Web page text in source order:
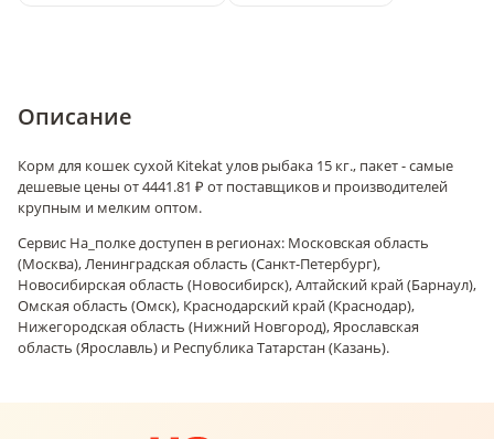
Описание
Корм для кошек сухой Kitekat улов рыбака 15 кг., пакет - самые
дешевые цены от 4441.81 ₽ от поставщиков и производителей
крупным и мелким оптом.
Сервис На_полке доступен в регионах: Московская область
(Москва), Ленинградская область (Санкт-Петербург),
Новосибирская область (Новосибирск), Алтайский край (Барнаул),
Омская область (Омск), Краснодарский край (Краснодар),
Нижегородская область (Нижний Новгород), Ярославская
область (Ярославль) и Республика Татарстан (Казань).